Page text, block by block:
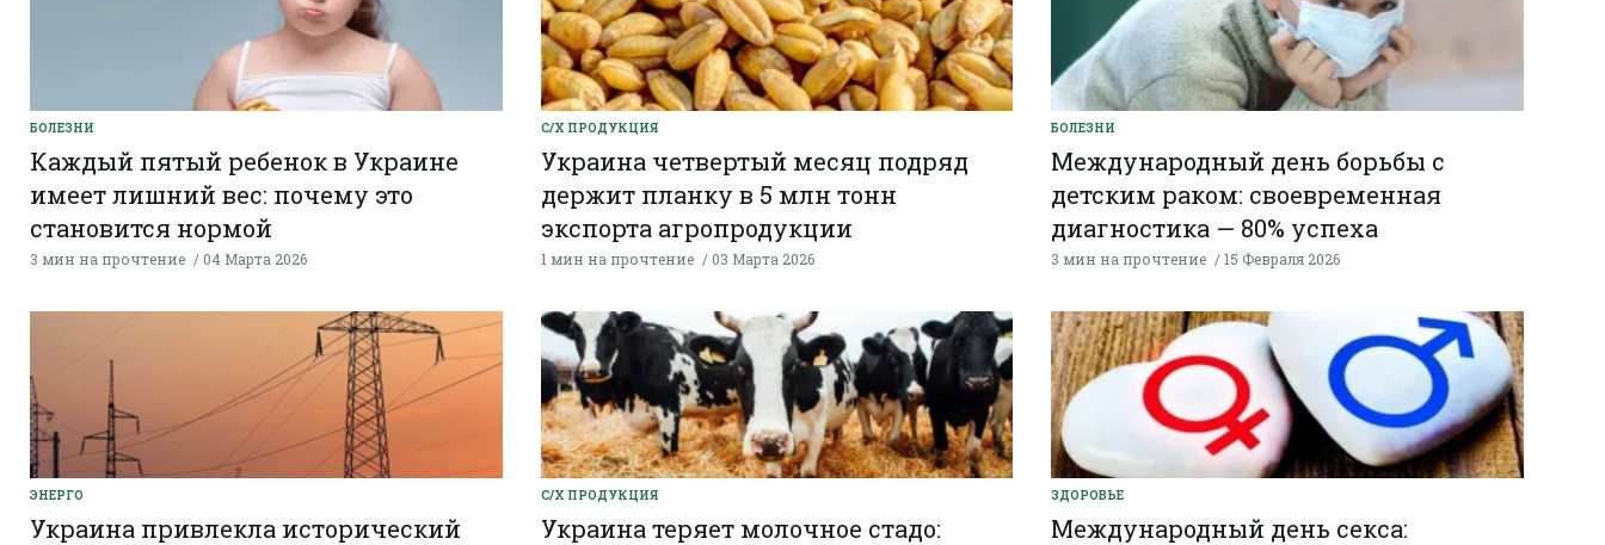
БОЛЕЗНИ
Каждый пятый ребенок в Украине
имеет лишний вес: почему это
становится нормой
3 мин на прочтение 04 Марта 2026
С/Х ПРОДУКЦИЯ
Украина четвертый месяц подряд
держит планку в 5 млн тонн
экспорта агропродукции
1 мин на прочтение 03 Марта 2026
БОЛЕЗНИ
Международный день борьбы с
детским раком: своевременная
диагностика — 80% успеха
3 мин на прочтение 15 Февраля 2026
ЭНЕРГО
Украина привлекла исторический
С/Х ПРОДУКЦИЯ
Украина теряет молочное стадо:
ЗДОРОВЬЕ
Международный день секса: